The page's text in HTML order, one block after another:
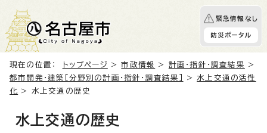
緊急情報なし
防災ポータル
現在の位置： トップページ >市政情報 > 計画・指針・調査結果
>
都市開発・建築［分野別の計画・指針・調査結果］
>水上交通の活性
化 > 水上交通の歴史
水上交通の歴史